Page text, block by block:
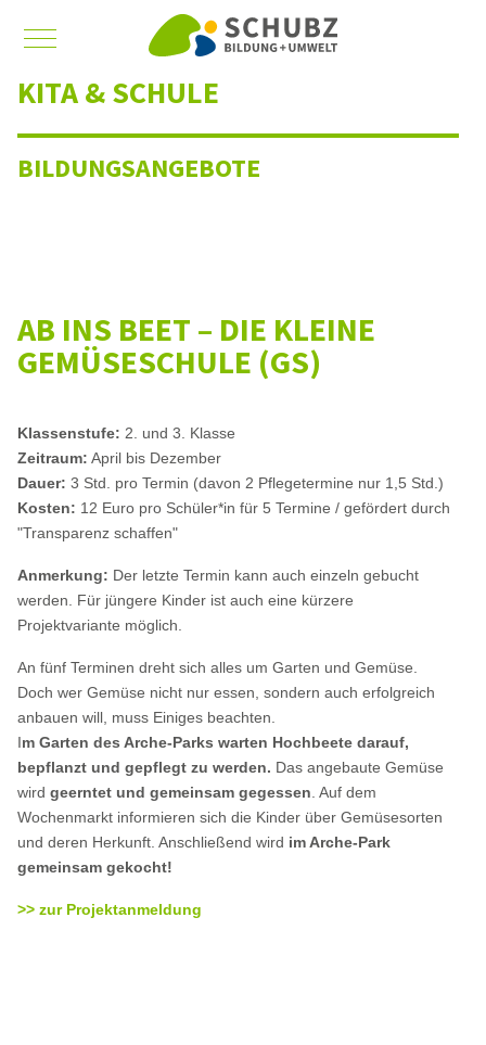
Mobile Menu Toggle
KITA & SCHULE
BILDUNGSANGEBOTE
AB INS BEET – DIE KLEINE
GEMÜSESCHULE (GS)
Klassenstufe: 2. und 3. Klasse
Zeitraum: April bis Dezember
Dauer: 3 Std. pro Termin (davon 2 Pflegetermine nur 1,5 Std.)
Kosten: 12 Euro pro Schüler*in für 5 Termine / gefördert durch
"Transparenz schaffen"
Anmerkung: Der letzte Termin kann auch einzeln gebucht
werden. Für jüngere Kinder ist auch eine kürzere
Projektvariante möglich.
An fünf Terminen dreht sich alles um Garten und Gemüse.
Doch wer Gemüse nicht nur essen, sondern auch erfolgreich
anbauen will, muss Einiges beachten.
Im Garten des Arche-Parks warten Hochbeete darauf,
bepflanzt und gepflegt zu werden. Das angebaute Gemüse
wirdgeerntet und gemeinsam gegessen . Auf dem
Wochenmarkt informieren sich die Kinder über Gemüsesorten
und deren Herkunft. Anschließend wird im Arche-Park
gemeinsam gekocht!
>> zur Projektanmeldung